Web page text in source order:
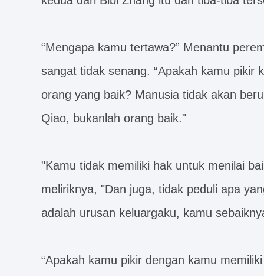
“Mengapa kamu tertawa?” Menantu
sangat tidak senang. “Apakah kamu pikir
orang yang baik? Manusia tidak akan
Qiao, bukanlah orang baik."
"Kamu tidak memiliki hak untuk menilai
meliriknya, "Dan juga, tidak peduli apa
adalah urusan keluargaku, kamu
“Apakah kamu pikir dengan kamu